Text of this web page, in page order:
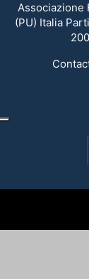
Associazione
(PU) Italia